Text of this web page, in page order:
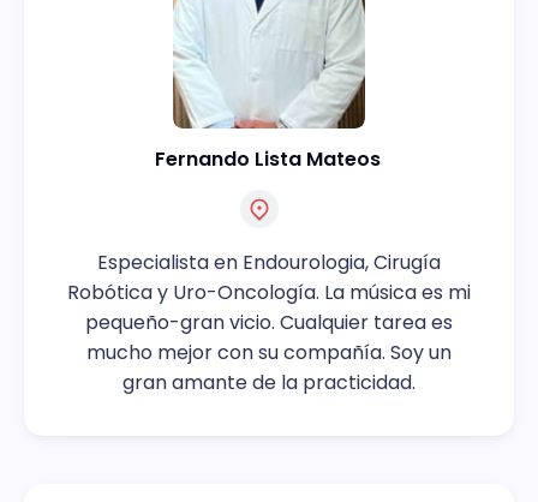
Fernando Lista Mateos
Especialista en Endourologia, Cirugía
Robótica y Uro-Oncología. La música es mi
pequeño-gran vicio. Cualquier tarea es
mucho mejor con su compañía. Soy un
gran amante de la practicidad.